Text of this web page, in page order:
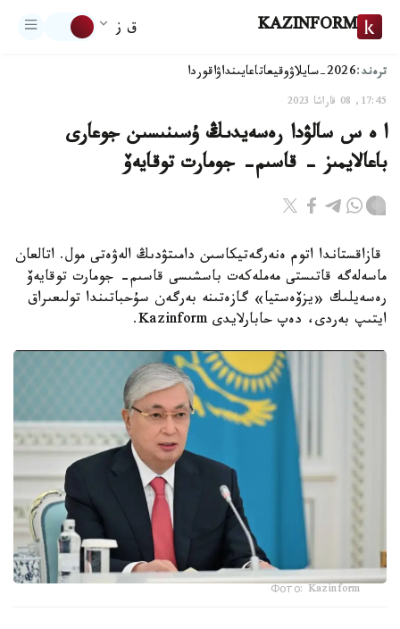
KAZINFORM ق ز
ترەند:2026-سايلاۋ وقيعاتاعايىنداۋاقوردا
17:45, 08 قاراشا 2023
ا ە س سالۋدا رەسەيدىڭ ۇسىنىسىن جوعارى
باعالايمىز - قاسىم- جومارت توقايەۆ
قازاقستاندا اتوم ەنەرگەتيكاسىن دامىتۋدىڭ الەۋەتى مول. اتالعان
ماسەلەگە قاتىستى مەملەكەت باسشىسى قاسىم- جومارت توقايەۆ
رەسەيلىك «يزۆەستيا» گازەتىنە بەرگەن سۇحباتىندا تولىعىراق
ايتىپ بەردى، دەپ حابارلايدى Kazinform.
Фото: Kazinform